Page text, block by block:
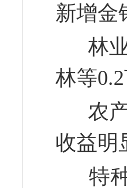
新增金
林业
林等
农产
收益明
特种